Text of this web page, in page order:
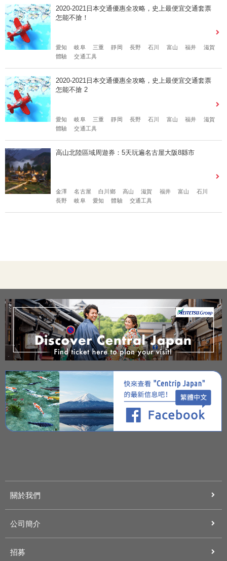
2020-2021日本交通優惠全攻略，史上最便宜交通套票
怎能不搶！
愛知 岐阜 三重 靜岡 長野 石川 富山 福井
滋賀
體驗
交通工具
2020-2021日本交通優惠全攻略，史上最便宜交通套票
怎能不搶 2
愛知 岐阜 三重 靜岡 長野 石川 富山 福井
滋賀
體驗
交通工具
高山北陸區域周遊券：5天玩遍名古屋大阪8縣市
金澤 名古屋 白川鄉 高山 滋賀 福井 富山
石川
長野
岐阜 愛知 體驗 交通工具
關於我們
公司簡介
招募